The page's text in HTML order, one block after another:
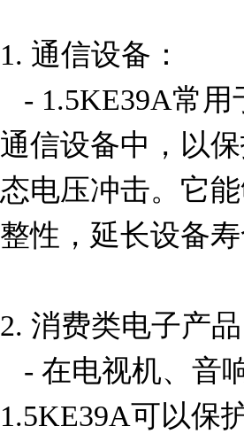
1. 通信设备：
通信设备中，以
态电压冲击。它
整性，延长设备寿
2. 消费类电子产品
1.5KE39A可以保